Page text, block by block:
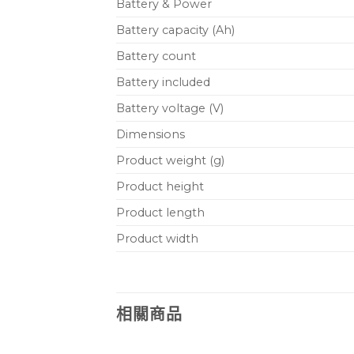
Battery & Power
Battery capacity (Ah)
Battery count
Battery included
Battery voltage (V)
Dimensions
Product weight (g)
Product height
Product length
Product width
相關商品